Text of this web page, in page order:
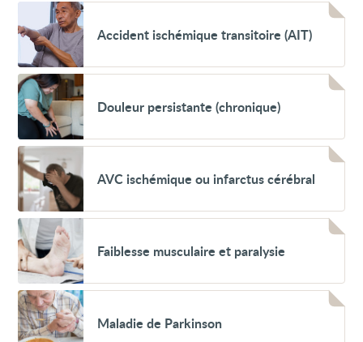
Accident
ischémique
transitoire
(AIT)
Accident ischémique transitoire (AIT)
Voir
Douleur
persistante
(chronique)
Douleur persistante (chronique)
Voir
AVC
ischémique
ou
infarctus
cérébral
AVC ischémique ou infarctus cérébral
Voir
Faiblesse
musculaire
et
paralysie
Faiblesse musculaire et paralysie
Voir
Maladie
de
Parkinson
Maladie de Parkinson